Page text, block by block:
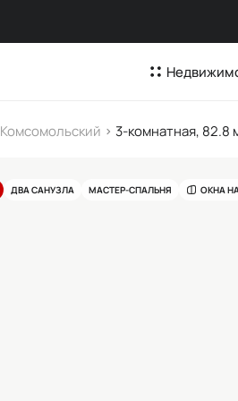
Комсомольский 3-комнатная, 82.8
ДВА САНУЗЛА МАСТЕР-СПАЛЬНЯ ОКНА